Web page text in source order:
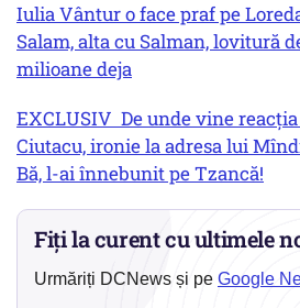
Iulia Vântur o face praf pe
Salam, alta cu Salman, lovitură
milioane deja
EXCLUSIV De unde vine
Ciutacu, ironie la adresa lui
Bă, l-ai înnebunit pe Tzancă!
Fiți la curent cu ultimele
Urmăriți DCNews și pe Google